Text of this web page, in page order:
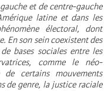
et de centre-gauche
latine et dans les
électoral, dont
En son sein coexistent des
bases sociales entre les
comme le néo-
certains mouvements
de genre, la justice raciale